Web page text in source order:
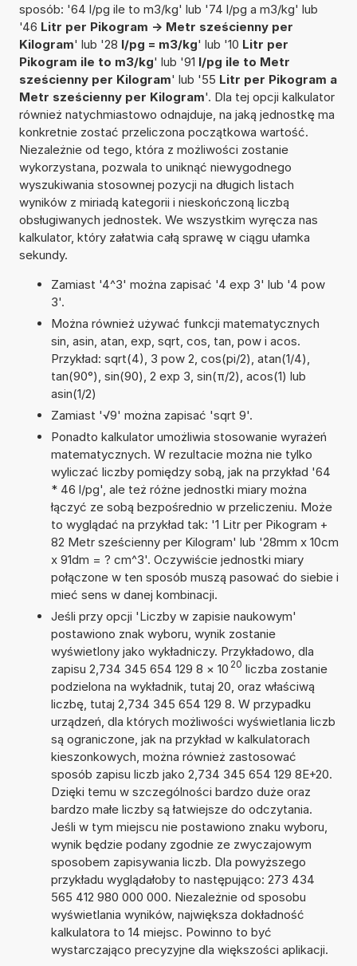
sposób: '64 l/pg ile to m3/kg' lub '74 l/pg a m3/kg' lub
'46 Litr per Pikogram -> Metr sześcienny per
Kilogram' lub '28 l/pg = m3/kg' lub '10 Litr per
Pikogram ile to m3/kg' lub '91 l/pg ile to Metr
sześcienny per Kilogram' lub '55 Litr per Pikogram a
Metr sześcienny per Kilogram'. Dla tej opcji kalkulator
również natychmiastowo odnajduje, na jaką jednostkę ma
konkretnie zostać przeliczona początkowa wartość.
Niezależnie od tego, która z możliwości zostanie
wykorzystana, pozwala to uniknąć niewygodnego
wyszukiwania stosownej pozycji na długich listach
wyników z miriadą kategorii i nieskończoną liczbą
obsługiwanych jednostek. We wszystkim wyręcza nas
kalkulator, który załatwia całą sprawę w ciągu ułamka
sekundy.
Zamiast '4^3' można zapisać '4 exp 3' lub '4 pow
3'.
Można również używać funkcji matematycznych
sin, asin, atan, exp, sqrt, cos, tan, pow i acos.
Przykład: sqrt(4), 3 pow 2, cos(pi/2), atan(1/4),
tan(90°), sin(90), 2 exp 3, sin(π/2), acos(1) lub
asin(1/2)
Zamiast '√9' można zapisać 'sqrt 9'.
Ponadto kalkulator umożliwia stosowanie wyrażeń
matematycznych. W rezultacie można nie tylko
wyliczać liczby pomiędzy sobą, jak na przykład '64
* 46 l/pg', ale też różne jednostki miary można
łączyć ze sobą bezpośrednio w przeliczeniu. Może
to wyglądać na przykład tak: '1 Litr per Pikogram +
82 Metr sześcienny per Kilogram' lub '28mm x 10cm
x 91dm = ? cm^3'. Oczywiście jednostki miary
połączone w ten sposób muszą pasować do siebie i
mieć sens w danej kombinacji.
Jeśli przy opcji 'Liczby w zapisie naukowym'
postawiono znak wyboru, wynik zostanie
wyświetlony jako wykładniczy. Przykładowo, dla
zapisu 2,734 345 654 129 8 × 10 20 liczba zostanie
podzielona na wykładnik, tutaj 20, oraz właściwą
liczbę, tutaj 2,734 345 654 129 8. W przypadku
urządzeń, dla których możliwości wyświetlania liczb
są ograniczone, jak na przykład w kalkulatorach
kieszonkowych, można również zastosować
sposób zapisu liczb jako 2,734 345 654 129 8E+20.
Dzięki temu w szczególności bardzo duże oraz
bardzo małe liczby są łatwiejsze do odczytania.
Jeśli w tym miejscu nie postawiono znaku wyboru,
wynik będzie podany zgodnie ze zwyczajowym
sposobem zapisywania liczb. Dla powyższego
przykładu wyglądałoby to następująco: 273 434
565 412 980 000 000. Niezależnie od sposobu
wyświetlania wyników, największa dokładność
kalkulatora to 14 miejsc. Powinno to być
wystarczająco precyzyjne dla większości aplikacji.